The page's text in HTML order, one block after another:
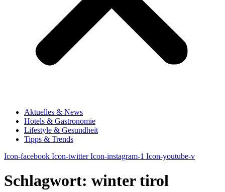
Aktuelles & News
Hotels & Gastronomie
Lifestyle & Gesundheit
Tipps & Trends
Icon-facebook Icon-twitter Icon-instagram-1 Icon-youtube-v
Schlagwort: winter tirol